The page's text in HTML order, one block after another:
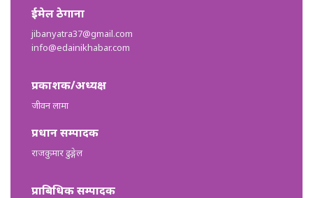
ईमेल ठेगाना
jibanyatra37@gmail.com
info@edainikhabar.com
प्रकाशक/अध्यक्ष
जीवन लामा
प्रधान सम्पादक
राजकुमार ढुङ्गेल
प्राबिधिक सम्पादक